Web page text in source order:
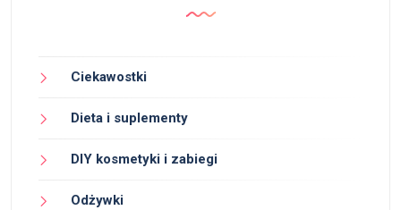
Ciekawostki
Dieta i suplementy
DIY kosmetyki i zabiegi
Odżywki